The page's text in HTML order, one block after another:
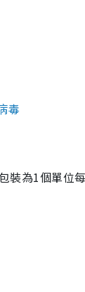
毒
裝為1個單位